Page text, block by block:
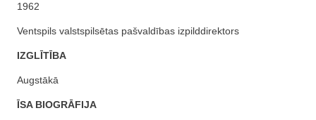
1962
Ventspils valstspilsētas pašvaldības izpilddirektors
IZGLĪTĪBA
Augstākā
ĪSA BIOGRĀFIJA